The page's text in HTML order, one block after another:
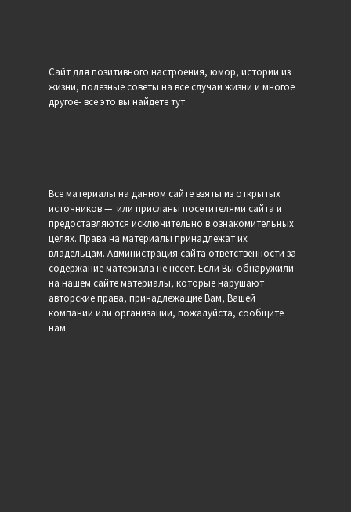
Сайт для позитивного настроения, юмор, истории из
жизни, полезные советы на все случаи жизни и многое
другое- все это вы найдете тут.
Все материалы на данном сайте взяты из открытых
источников — или присланы посетителями сайта и
предоставляются исключительно в ознакомительных
целях. Права на материалы принадлежат их
владельцам. Администрация сайта ответственности за
содержание материала не несет. Если Вы обнаружили
на нашем сайте материалы, которые нарушают
авторские права, принадлежащие Вам, Вашей
компании или организации, пожалуйста, сообщите
нам.